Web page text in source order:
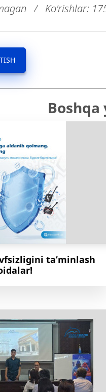
/ Ko'rishlar:
ta’minlash